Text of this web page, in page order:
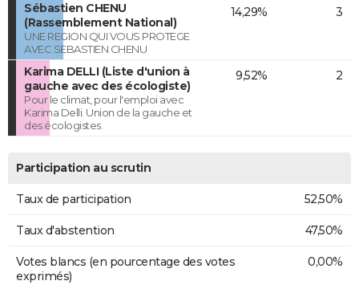
Sébastien CHENU
(Rassemblement National)
UNE REGION QUI VOUS PROTEGE
AVEC SEBASTIEN CHENU
14,29% 3
Karima DELLI (Liste d'union à
gauche avec des écologiste)
Pour le climat, pour l'emploi avec
Karima Delli. Union de la gauche et
des écologistes.
9,52% 2
Participation au scrutin
Taux de participation 52,50%
Taux d'abstention 47,50%
Votes blancs (en pourcentage des votes
exprimés)
0,00%